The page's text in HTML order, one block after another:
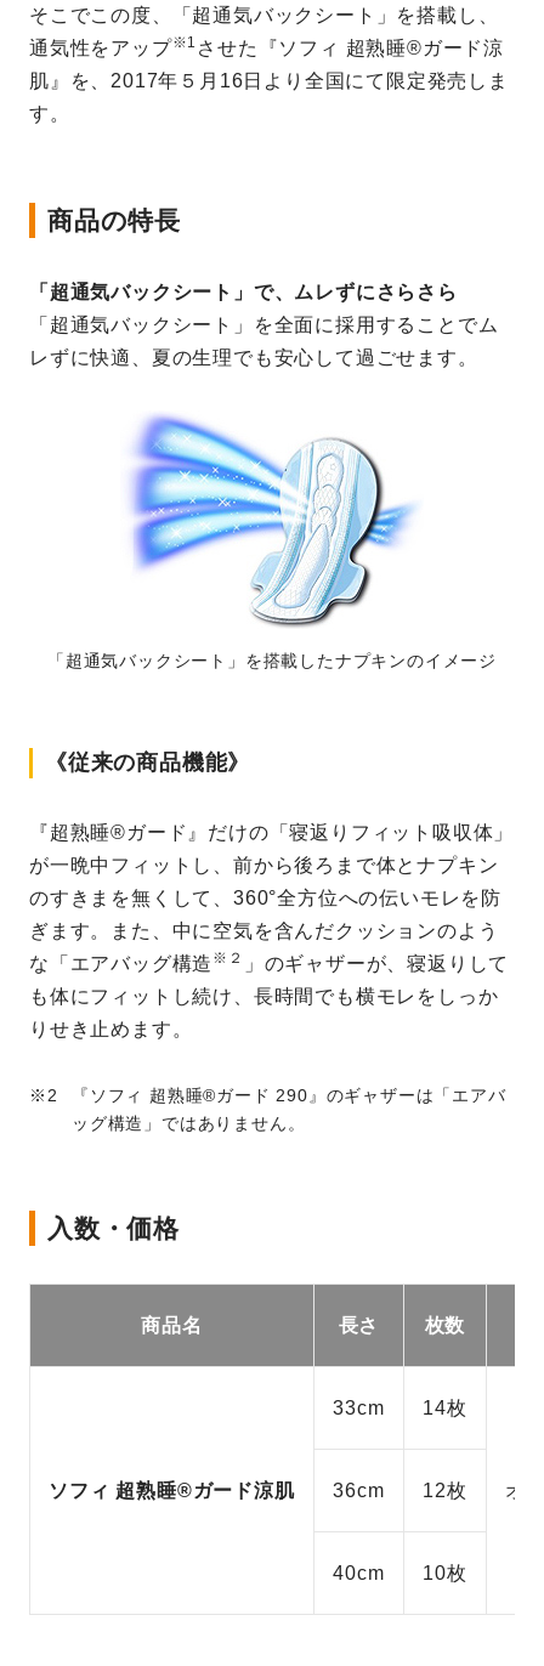
そこでこの度、「超通気バックシート」を搭載し、
通気性をアップ※1 させた『ソフィ 超熟睡®ガード涼
肌』を、2017年５月16日より全国にて限定発売しま
す。
商品の特長
「超通気バックシート」で、ムレずにさらさら
「超通気バックシート」を全面に採用することでム
レずに快適、夏の生理でも安心して過ごせます。
「超通気バックシート」を搭載したナプキンのイメージ
《従来の商品機能》
『超熟睡®ガード』だけの「寝返りフィット吸収体」
が一晩中フィットし、前から後ろまで体とナプキン
のすきまを無くして、360°全方位への伝いモレを防
ぎます。また、中に空気を含んだクッションのよう
な「エアバッグ構造 ※２
」のギャザーが、寝返りして
も体にフィットし続け、長時間でも横モレをしっか
りせき止めます。
『ソフィ 超熟睡®ガード 290』のギャザーは「エアバ
ッグ構造」ではありません。
入数・価格
商品名 長さ 枚数
ソフィ 超熟睡®ガード涼肌
33cm 14枚
オ
36cm 12枚
40cm 10枚